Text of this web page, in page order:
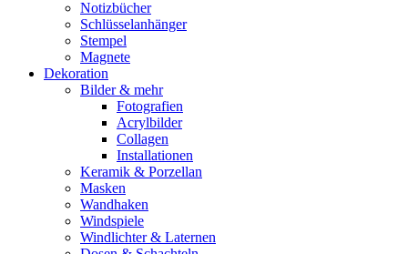
Notizbücher
Schlüsselanhänger
Stempel
Magnete
Dekoration
Bilder & mehr
Fotografien
Acrylbilder
Collagen
Installationen
Keramik & Porzellan
Masken
Wandhaken
Windspiele
Windlichter & Laternen